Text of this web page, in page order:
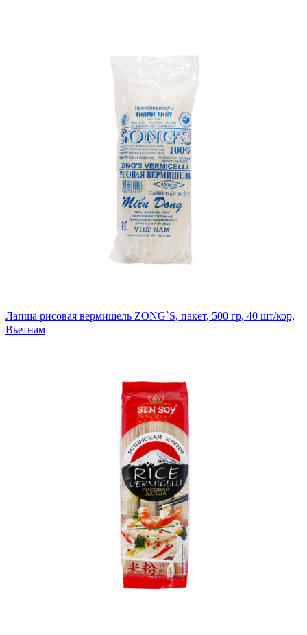
Лапша рисовая вермишель ZONG`S, пакет, 500 гр, 40 шт/кор,
Вьетнам